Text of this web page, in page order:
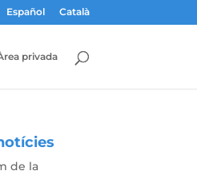
Español Català
privada
de la